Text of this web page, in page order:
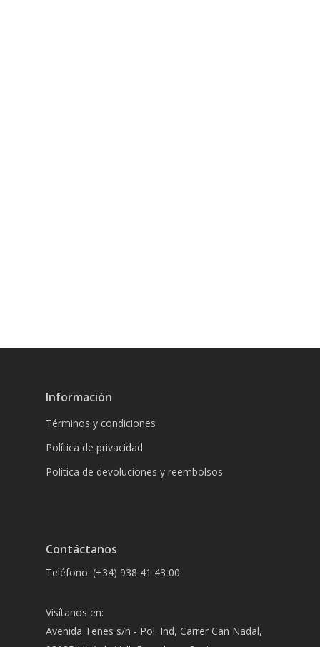
Información
Términos y condiciones
Política de privacidad
Política de devoluciones y reembolsos
Contáctanos
Teléfono: (+34) 938 41 43 00
Visítanos en:
Avenida Tenes s/n - Pol. Ind, Carrer Can Nadal,